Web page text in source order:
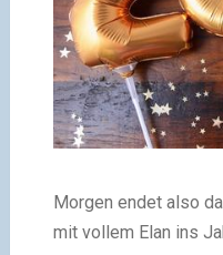
Morgen endet also
mit vollem Elan ins